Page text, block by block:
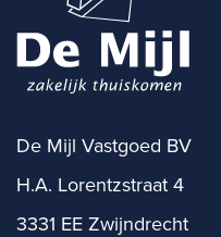
De Mijl Vastgoed BV
H.A. Lorentzstraat 4
3331 EE Zwijndrecht